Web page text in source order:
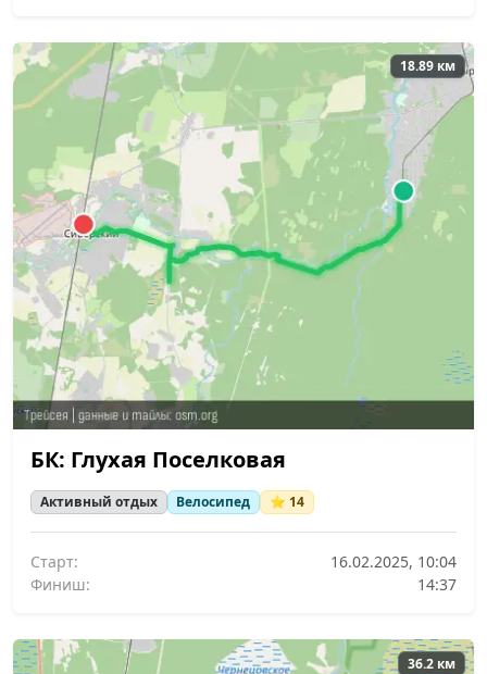
18.89 км
БК: Глухая Поселковая
Активный отдых Велосипед ⭐ 14
Старт:
16.02.2025, 10:04
Финиш:
14:37
36.2 км